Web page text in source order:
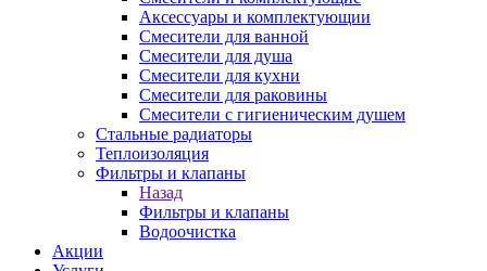
Аксессуары и комплектующии
Смесители для ванной
Смесители для душа
Смесители для кухни
Смесители для раковины
Смесители с гигиеническим душем
Стальные радиаторы
Теплоизоляция
Фильтры и клапаны
Назад
Фильтры и клапаны
Водоочистка
Акции